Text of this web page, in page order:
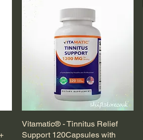
Podgląd
Vitamatic® - Tinnitus Relief
Support 120Capsules with